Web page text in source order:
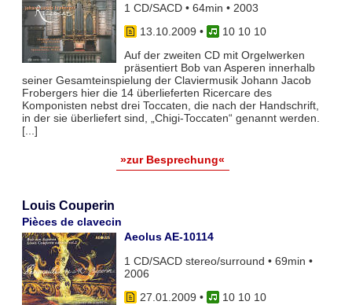
1 CD/SACD • 64min • 2003
13.10.2009 •
10 10 10
Auf der zweiten CD mit Orgelwerken
präsentiert Bob van Asperen innerhalb
seiner Gesamteinspielung der Claviermusik Johann Jacob
Frobergers hier die 14 überlieferten Ricercare des
Komponisten nebst drei Toccaten, die nach der Handschrift,
in der sie überliefert sind, „Chigi-Toccaten“ genannt werden.
[...]
»zur Besprechung«
Louis Couperin
Pièces de clavecin
Aeolus AE-10114
1 CD/SACD stereo/surround • 69min •
2006
27.01.2009 •
10 10 10